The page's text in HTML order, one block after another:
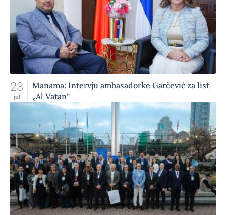
23
jul
Manama: Intervju ambasadorke Garčević za list
„Al Vatan“